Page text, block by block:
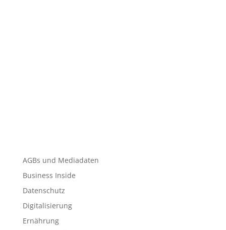
AGBs und Mediadaten
Business Inside
Datenschutz
Digitalisierung
Ernährung